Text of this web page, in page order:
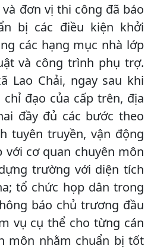
đơn vị thi công đã báo
bị các điều kiện khởi
các hạng mục nhà lớp
và công trình phụ trợ.
Lao Chải, ngay sau khi
đạo của cấp trên, địa
đầy đủ các bước theo
tuyên truyền, vận động
với cơ quan chuyên môn
trường với diện tích
tổ chức họp dân trong
báo chủ trương đầu
vụ cụ thể cho từng cán
môn nhằm chuẩn bị tốt